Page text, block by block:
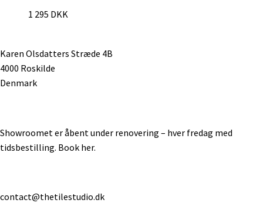
1 295 DKK
Karen Olsdatters Stræde 4B
4000 Roskilde
Denmark
Showroomet er åbent under renovering – hver fredag med
tidsbestilling. Book her.
contact@thetilestudio.dk